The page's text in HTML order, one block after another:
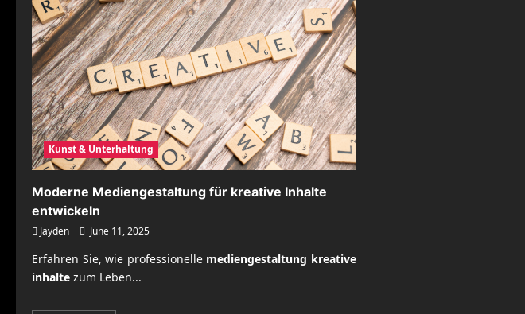
Kunst & Unterhaltung
Moderne Mediengestaltung für kreative Inhalte
entwickeln
Jayden June 11, 2025
Erfahren Sie, wie professionelle mediengestaltung kreative
inhalte zum Leben...